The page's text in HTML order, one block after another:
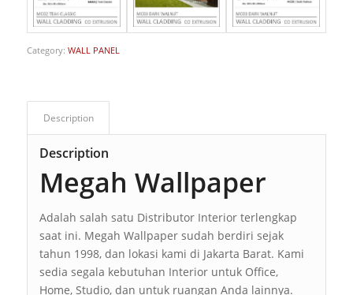
Category: WALL PANEL
Description
Description
Megah Wallpaper
Adalah salah satu Distributor Interior terlengkap
saat ini. Megah Wallpaper sudah berdiri sejak
tahun 1998, dan lokasi kami di Jakarta Barat. Kami
sedia segala kebutuhan Interior untuk Office,
Home, Studio, dan untuk ruangan Anda lainnya.